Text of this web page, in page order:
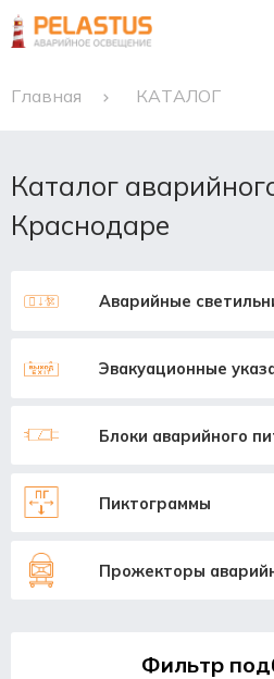
Главная КАТАЛОГ
Каталог
Краснодаре
Аварийные
Эвакуационные
Блоки аварийного
Пиктограммы
Прожекторы
Фильтр